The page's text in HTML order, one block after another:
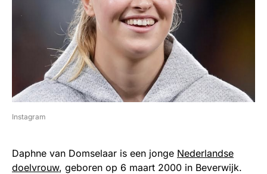
Instagram
Daphne van Domselaar is een jonge Nederlandse
doelvrouw, geboren op 6 maart 2000 in Beverwijk.